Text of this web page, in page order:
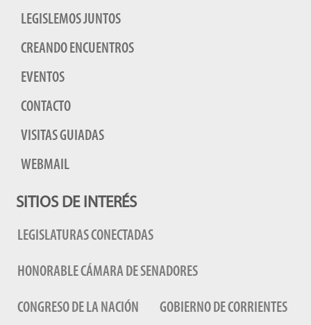
LEGISLEMOS JUNTOS
CREANDO ENCUENTROS
EVENTOS
CONTACTO
VISITAS GUIADAS
WEBMAIL
SITIOS DE INTERÉS
LEGISLATURAS CONECTADAS
HONORABLE CÁMARA DE SENADORES
CONGRESO DE LA NACIÓN GOBIERNO DE CORRIENTES